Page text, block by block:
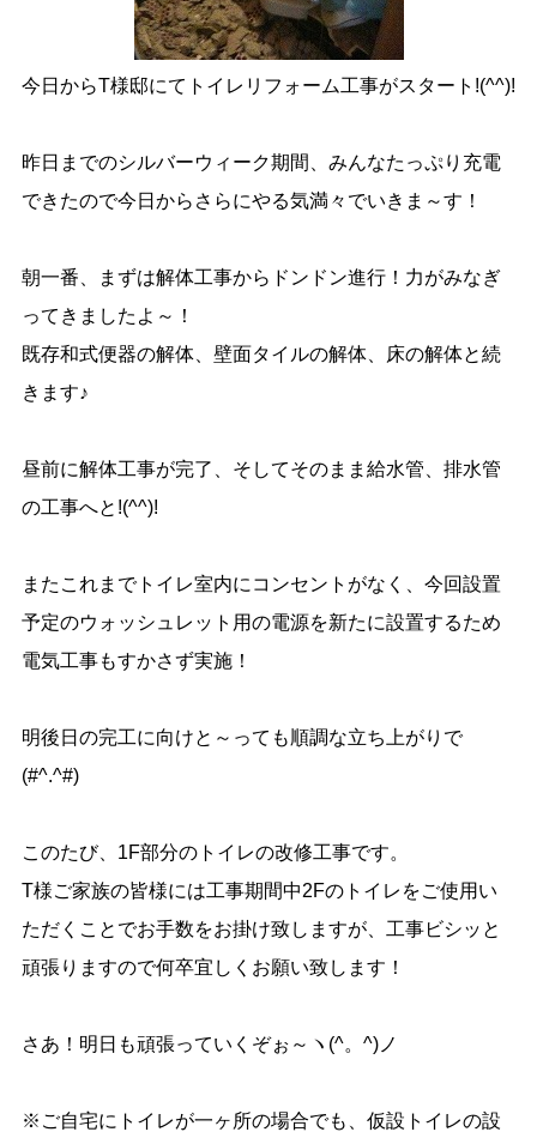
今日からT様邸にてトイレリフォーム工事がスタート!(^^)!
昨日までのシルバーウィーク期間、みんなたっぷり充電
できたので今日からさらにやる気満々でいきま～す！
朝一番、まずは解体工事からドンドン進行！力がみなぎ
ってきましたよ～！
既存和式便器の解体、壁面タイルの解体、床の解体と続
きます♪
昼前に解体工事が完了、そしてそのまま給水管、排水管
の工事へと!(^^)!
またこれまでトイレ室内にコンセントがなく、今回設置
予定のウォッシュレット用の電源を新たに設置するため
電気工事もすかさず実施！
明後日の完工に向けと～っても順調な立ち上がりで
(#^.^#)
このたび、1F部分のトイレの改修工事です。
T様ご家族の皆様には工事期間中2Fのトイレをご使用い
ただくことでお手数をお掛け致しますが、工事ビシッと
頑張りますので何卒宜しくお願い致します！
さあ！明日も頑張っていくぞぉ～ヽ(^。^)ノ
※ご自宅にトイレが一ヶ所の場合でも、仮設トイレの設